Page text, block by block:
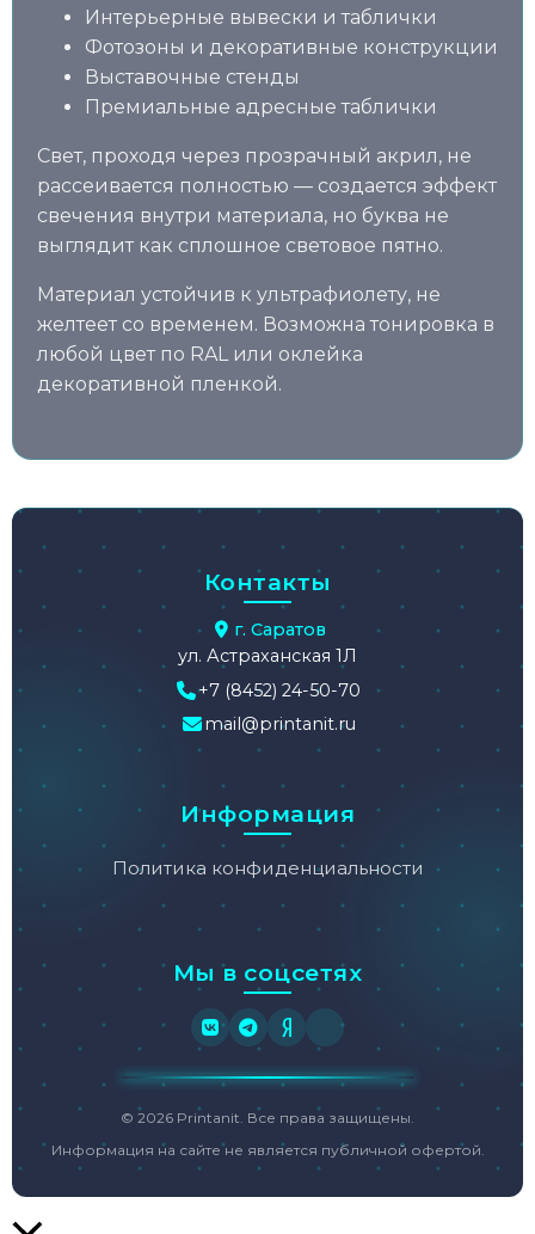
Интерьерные вывески и таблички
Фотозоны и декоративные конструкции
Выставочные стенды
Премиальные адресные таблички
Свет, проходя через прозрачный акрил, не
рассеивается полностью — создается эффект
свечения внутри материала, но буква не
выглядит как сплошное световое пятно.
Материал устойчив к ультрафиолету, не
желтеет со временем. Возможна тонировка в
любой цвет по RAL или оклейка
декоративной пленкой.
Контакты
г. Саратов
ул. Астраханская 1Л
+7 (8452) 24-50-70
mail@printanit.ru
Информация
Политика конфиденциальности
Мы в соцсетях
© 2026 Printanit. Все права защищены.
Информация на сайте не является публичной офертой.